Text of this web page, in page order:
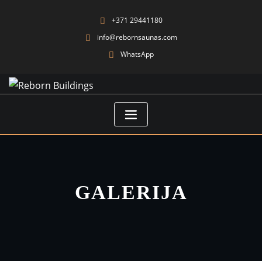
+371 29441180
info@rebornsaunas.com
WhatsApp
GALERIJA